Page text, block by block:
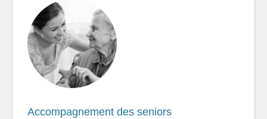
Accompagnement des seniors